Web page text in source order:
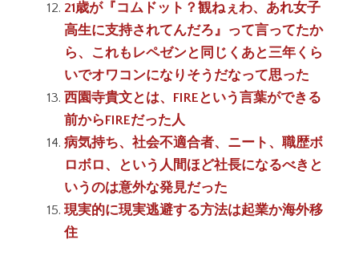
21歳が『コムドット？観ねぇわ、あれ女子
高生に支持されてんだろ』って言ってたか
ら、これもレペゼンと同じくあと三年くら
いでオワコンになりそうだなって思った
西園寺貴文とは、FIREという言葉ができる
前からFIREだった人
病気持ち、社会不適合者、ニート、職歴ボ
ロボロ、という人間ほど社長になるべきと
いうのは意外な発見だった
現実的に現実逃避する方法は起業か海外移
住